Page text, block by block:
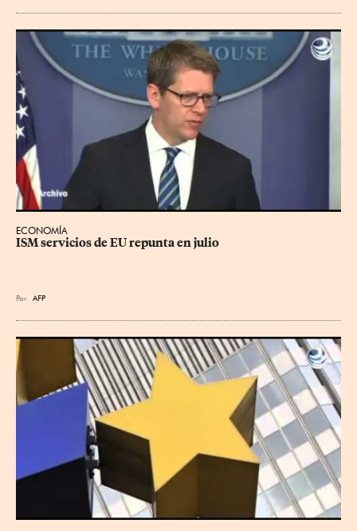
ECONOMÍA
ISM servicios de EU repunta en julio
Por AFP